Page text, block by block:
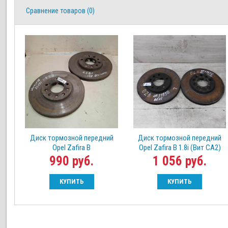
Сравнение товаров (0)
Диск тормозной передний
Opel Zafira B
990 руб.
КУПИТЬ
Диск тормозной передний
Opel Zafira B 1.8i (Вит СА2)
1 056 руб.
КУПИТЬ